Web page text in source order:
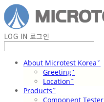
LOG IN 로그인
About Microtest Koreaˇ
Greetingˇ
Locationˇ
Productsˇ
Component Tester